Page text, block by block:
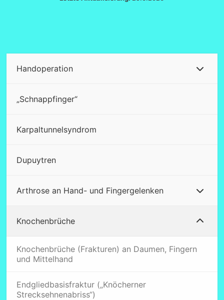
Handoperation
„Schnappfinger“
Karpaltunnelsyndrom
Dupuytren
Arthrose an Hand- und Fingergelenken
Knochenbrüche
Knochenbrüche (Frakturen) an Daumen, Fingern
und Mittelhand
Endgliedbasisfraktur („Knöcherner
Strecksehnenabriss“)